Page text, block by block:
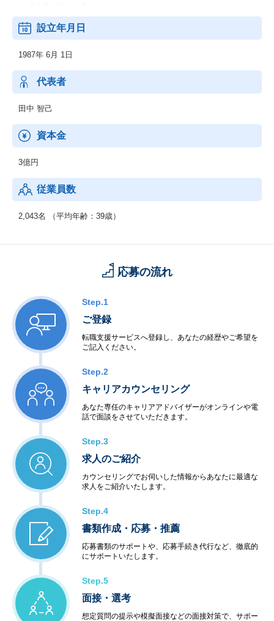
人材戦略や人材活用についてのアドバイス、採用、就業中のマネ
ジメント、コンプライアンスの相談相手、
設立年月日
1987年 6月 1日
代表者
田中 智己
資本金
3億円
従業員数
2,043名 （平均年齢：39歳）
応募の流れ
Step.1
ご登録
転職支援サービスへ登録し、あなたの経歴やご希望を
ご記入ください。
Step.2
キャリアカウンセリング
あなた専任のキャリアアドバイザーがオンラインや電
話で面談をさせていただきます。
Step.3
求人のご紹介
カウンセリングでお伺いした情報からあなたに最適な
求人をご紹介いたします。
Step.4
書類作成・応募・推薦
応募書類のサポートや、応募手続き代行など、徹底的
にサポートいたします。
Step.5
面接・選考
想定質問の提示や模擬面接などの面接対策で、サポー